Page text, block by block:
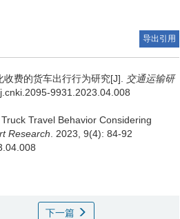
导出引用
费的货车出行行为研究[J]. 交通运输研
9931.2023.04.008
Truck Travel Behavior Considering
Research . 2023, 9(4): 84-92
下一篇